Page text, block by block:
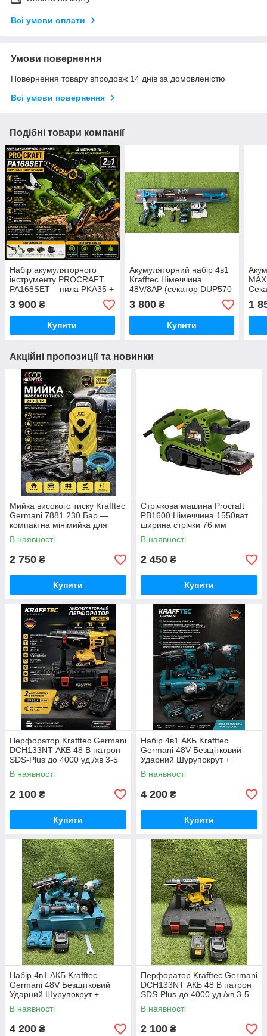
Всі умови оплати
Умови повернення
Повернення товару впродовж 14 днів за домовленістю
Всі умови повернення
Подібні товари компанії
Набір акумуляторного
інструменту PROCRAFT
PA168SET – пила PKA35 +
зарядний пристрій |
бездротовий комплект
3 900 ₴
Купити
Акумуляторний набір 4в1
Krafftec Німеччина
48V/8AP (секатор DUP570
+ пила DUC170Z + штанга
2.7 м + кусторез )
3 800₴
Купити
1
Акційні пропозиції та новинки
Мийка високого тиску Krafftec
Germani 7881 230 Бар —
компактна мінімийка для
авто, двору та саду 2200ват
В наявності
2 750 ₴
Купити
Стрічкова машина Procraft
PB1600 Німеччина 1550ват
ширина стрічки 76 мм
В наявності
2 450 ₴
Купити
Перфоратор Krafftec Germani
DCH133NT АКБ 48 В патрон
SDS-Plus до 4000 уд./хв 3-5
Дж
В наявності
2 100 ₴
Купити
Набір 4в1 АКБ Krafftec
Germani 48V Безщітковий
Ударний Шурупокрут +
Перфоратор + Болгарка +
Гайковерт Набір 4в1
В наявності
4 200 ₴
Купити
Набір 4в1 АКБ Krafftec
Germani 48V Безщітковий
Ударний Шурупокрут +
Перфоратор + Болгарка +
Гайковерт Набір 4в1
В наявності
4 200 ₴
Перфоратор Krafftec Germani
DCH133NT АКБ 48 В патрон
SDS-Plus до 4000 уд./хв 3-5
Дж
В наявності
2 100 ₴